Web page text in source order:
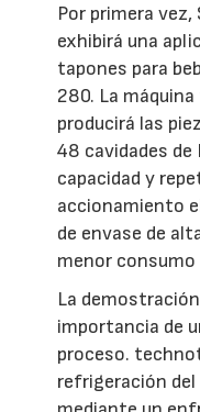
Por primera
exhibirá una
tapones para
280. La
producirá las
48 cavidades de
capacidad y
accionamiento
de envase de
menor consumo
La
importancia de
proceso.
refrigeración del